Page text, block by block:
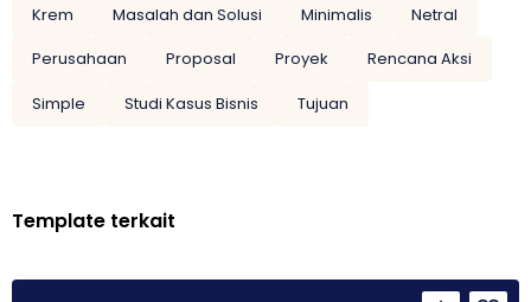
Krem
Masalah dan Solusi Minimalis
Netral
Perusahaan
Proposal Proyek
Rencana Aksi
Simple
Studi Kasus Bisnis Tujuan
Template terkait